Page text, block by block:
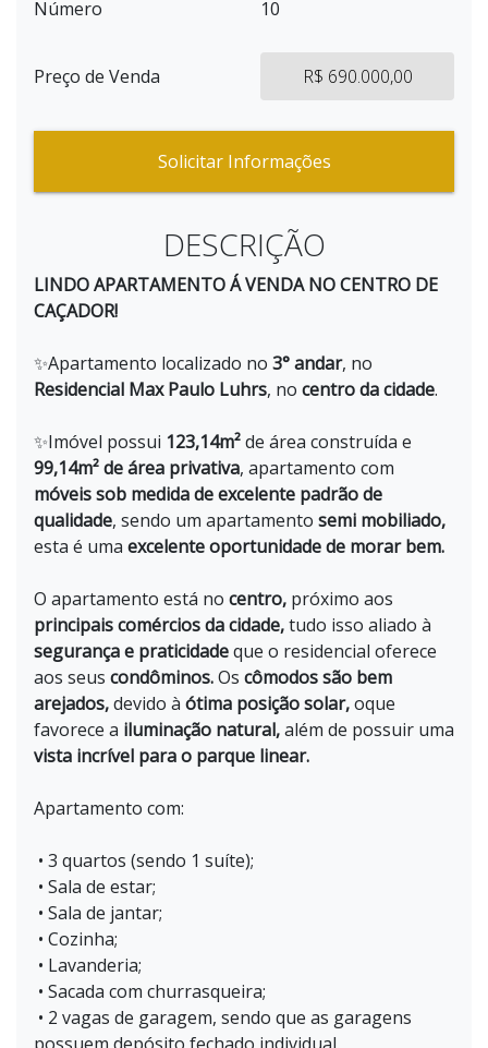
Número
10
Preço de Venda R$ 690.000,00
Solicitar Informações
DESCRIÇÃO
LINDO APARTAMENTO Á VENDA NO CENTRO DE
CAÇADOR!
✨Apartamento localizado no 3° andar, no
Residencial Max Paulo Luhrs, no centro da cidade.
✨Imóvel possui 123,14m²de área construída e
99,14m²de área privativa, apartamento com
móveis sob medida de excelente padrão de
qualidade, sendo um apartamento semi mobiliado,
esta é uma excelente oportunidade de morar bem.
O apartamento está no centro, próximo aos
principais comércios da cidade,tudo isso aliado à
segurança e praticidadeque o residencial oferece
aos seus condôminos.Os cômodos são bem
arejados,devido à ótima posição solar,oque
favorece a iluminação natural,além de possuir uma
vista incrível para o parque linear.
Apartamento com:
• 3 quartos (sendo 1 suíte);
• Sala de estar;
• Sala de jantar;
• Cozinha;
• Lavanderia;
• Sacada com churrasqueira;
• 2 vagas de garagem, sendo que as garagens